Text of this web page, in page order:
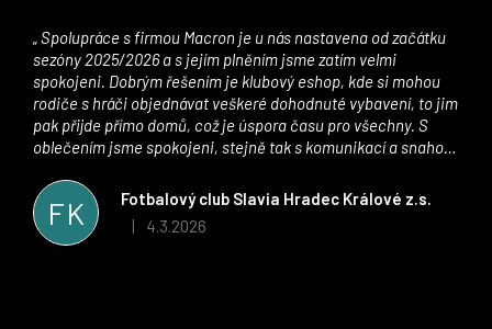
FK
Fotbalový club Slavia Hradec Králové z.s.
Hodnocení obchodu je 5 z 5 hvězdiček.
| 4.3.2026
sezóny 2025/2026 a s jejím plněním jsme zatím velmi
spokojeni. Dobrým řešením je klubový eshop, kde si mohou
rodiče s hráči objednávat veškeré dohodnuté vybavení, to jim
pak přijde přímo domů, což je úspora času pro všechny. S
oblečením jsme spokojeni, stejně tak s komunikací a snahou
stran. Věříme, že v tomto duchu bude spolupráce pokračovat
i nadále, nyní už začínáme řešit i první sady dresů ;)